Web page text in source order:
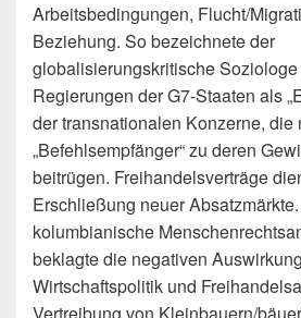
Arbeitsbedingungen, Flucht/
Beziehung. So bezeichnete der
globalisierungskritische
Regierungen der G7-Staaten als
der transnationalen Konzerne, die
„Befehlsempfänger“ zu deren
beitrügen. Freihandelsverträge
Erschließung neuer
kolumbianische
beklagte die negativen
Wirtschaftspolitik und